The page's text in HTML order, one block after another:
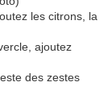
les citrons, la
ajoutez
des zestes